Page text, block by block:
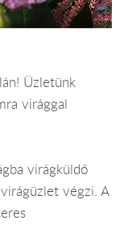
Üzletünk
virággal
virágküldő
végzi. A